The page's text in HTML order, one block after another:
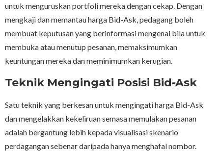
untuk menguruskan portfoli mereka dengan cekap. Dengan
mengkaji dan memantau harga Bid-Ask, pedagang boleh
membuat keputusan yang berinformasi mengenai bila untuk
membuka atau menutup pesanan, memaksimumkan
keuntungan mereka dan meminimumkan kerugian.
Teknik Mengingati Posisi Bid-Ask
Satu teknik yang berkesan untuk mengingati harga Bid-Ask
dan mengelakkan kekeliruan semasa memulakan pesanan
adalah bergantung lebih kepada visualisasi skenario
perdagangan sebenar daripada hanya menghafal nombor.